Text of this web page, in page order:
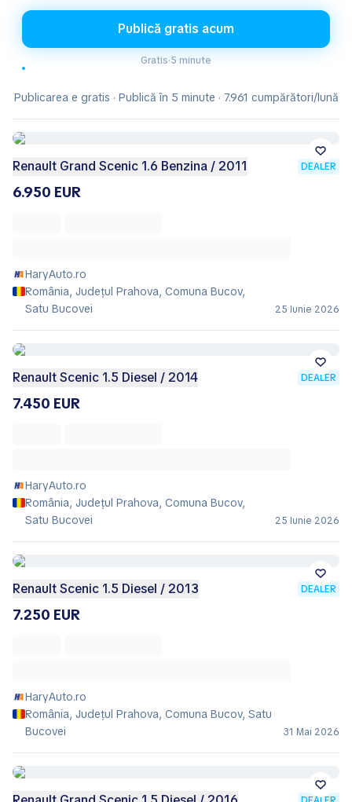
Publică gratis acum
Gratis·5 minute
Publicarea e gratis · Publică în 5 minute · 7.961 cumpărători/lună
Renault Grand Scenic 1.6 Benzina / 2011 DEALER
6.950 EUR
HaryAuto.ro
România, Județul Prahova, Comuna Bucov,
Satu Bucovei
25 Iunie 2026
Renault Scenic 1.5 Diesel / 2014 DEALER
7.450 EUR
HaryAuto.ro
România, Județul Prahova, Comuna Bucov,
Satu Bucovei
25 Iunie 2026
Renault Scenic 1.5 Diesel / 2013 DEALER
7.250 EUR
HaryAuto.ro
România, Județul Prahova, Comuna Bucov, Satu
Bucovei
31 Mai 2026